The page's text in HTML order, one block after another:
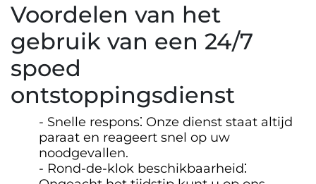
Voordelen van het
gebruik van een 24/7
spoed
ontstoppingsdienst
Snelle respons⁚ Onze dienst staat altijd
paraat en reageert snel op uw
noodgevallen.​
Rond-de-klok beschikbaarheid⁚